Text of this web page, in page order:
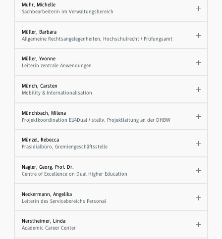
Muhr, Michelle
Sachbearbeiterin im Verwaltungsbereich
Müller, Barbara
Allgemeine Rechtsangelegenheiten, Hochschulrecht / Prüfungsamt
Müller, Yvonne
Leiterin zentrale Anwendungen
Münch, Carsten
Mobility & Internationalisation
Münchbach, Milena
Projektkoordination EU4Dual / stellv. Projektleitung an der DHBW
Münzel, Rebecca
Präsidialbüro, Gremiengeschäftsstelle
Nagler, Georg, Prof. Dr.
Centre of Excellence on Dual Higher Education
Neckermann, Angelika
Leiterin des Servicebereichs Personal
Nerstheimer, Linda
Academic Career Center